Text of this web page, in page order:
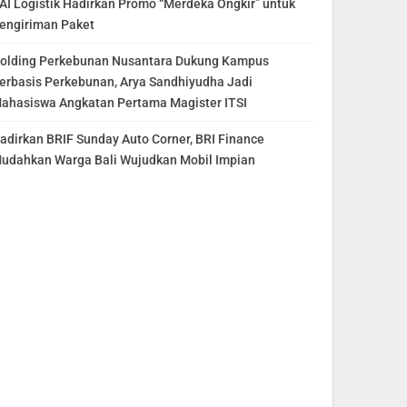
Logistik Hadirkan Promo “Merdeka Ongkir” untuk
Paket
Perkebunan Nusantara Dukung Kampus
Perkebunan, Arya Sandhiyudha Jadi
Angkatan Pertama Magister ITSI
BRIF Sunday Auto Corner, BRI Finance
Warga Bali Wujudkan Mobil Impian